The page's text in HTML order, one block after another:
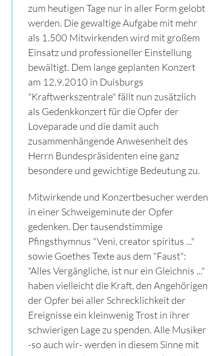
zum heutigen Tage nur in aller Form gelobt
werden. Die gewaltige Aufgabe mit mehr
als 1.500 Mitwirkenden wird mit großem
Einsatz und professioneller Einstellung
bewältigt. Dem lange geplanten Konzert
am 12.9.2010 in Duisburgs
"Kraftwerkszentrale" fällt nun zusätzlich
als Gedenkkonzert für die Opfer der
Loveparade und die damit auch
zusammenhängende Anwesenheit des
Herrn Bundespräsidenten eine ganz
besondere und gewichtige Bedeutung zu.
Mitwirkende und Konzertbesucher werden
in einer Schweigeminute der Opfer
gedenken. Der tausendstimmige
Pfingsthymnus "Veni, creator spiritus ..."
sowie Goethes Texte aus dem "Faust":
"Alles Vergängliche, ist nur ein Gleichnis ..."
haben vielleicht die Kraft, den Angehörigen
der Opfer bei aller Schrecklichkeit der
Ereignisse ein kleinwenig Trost in ihrer
schwierigen Lage zu spenden. Alle Musiker
-so auch wir- werden in diesem Sinne mit